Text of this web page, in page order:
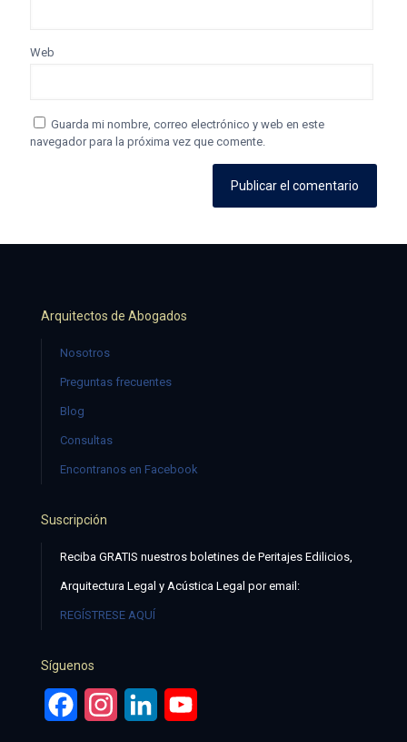
Web
Guarda mi nombre, correo electrónico y web en este
navegador para la próxima vez que comente.
Arquitectos de Abogados
Nosotros
Preguntas frecuentes
Blog
Consultas
Encontranos en Facebook
Suscripción
Reciba GRATIS nuestros boletines de Peritajes Edilicios,
Arquitectura Legal y Acústica Legal por email:
REGÍSTRESE AQUÍ
Síguenos
FacebookInstagramLinkedIn